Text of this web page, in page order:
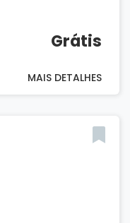
Grátis
MAIS DETALHES